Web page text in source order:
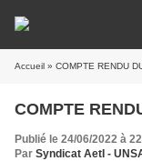
Accueil » COMPTE RENDU
COMPTE
Publié le 24/06/2022 à
Par Syndicat AetI -